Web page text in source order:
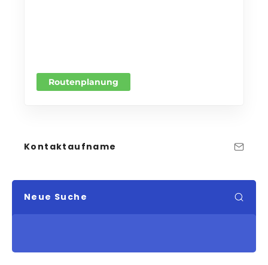
Routenplanung
Kontaktaufname
Neue Suche